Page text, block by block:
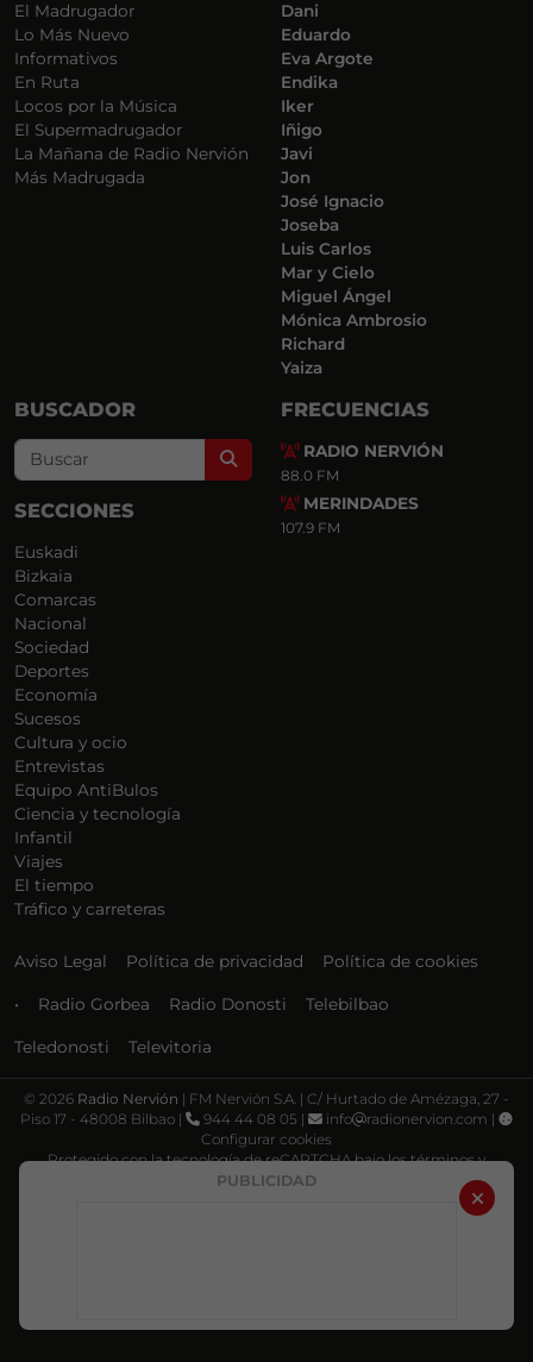
PUBLICIDAD
El Madrugador
Lo Más Nuevo
Informativos
En Ruta
Locos por la Música
El Supermadrugador
La Mañana de Radio Nervión
Más Madrugada
Dani
Eduardo
Eva Argote
Endika
Iker
Iñigo
Javi
Jon
José Ignacio
Joseba
Luis Carlos
Mar y Cielo
Miguel Ángel
Mónica Ambrosio
Richard
Yaiza
BUSCADOR
Search
SECCIONES
Euskadi
Bizkaia
Comarcas
Nacional
Sociedad
Deportes
Economía
Sucesos
Cultura y ocio
Entrevistas
Equipo AntiBulos
Ciencia y tecnología
Infantil
Viajes
El tiempo
Tráfico y carreteras
FRECUENCIAS
RADIO NERVIÓN
88.0 FM
MERINDADES
107.9 FM
Aviso Legal Política de privacidad Política de cookies
• Radio Gorbea Radio Donosti Telebilbao
Teledonosti Televitoria
© 2026 Radio Nervión | FM Nervión S.A. | C/ Hurtado de Amézaga, 27 -
Piso 17 - 48008 Bilbao |
944 44 08 05 | info
radionervion.com |
Configurar cookies
Protegido con la tecnología de reCAPTCHA bajo los términos y
Política de privacidad Términos de servicio